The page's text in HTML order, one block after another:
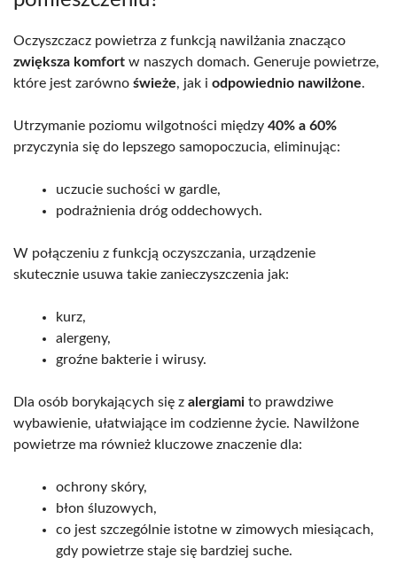
Oczyszczacz powietrza z funkcją nawilżania znacząco
zwiększa komfort w naszych domach. Generuje powietrze,
które jest zarówno świeże, jak i odpowiednio nawilżone.
Utrzymanie poziomu wilgotności między 40% a 60%
przyczynia się do lepszego samopoczucia, eliminując:
uczucie suchości w gardle,
podrażnienia dróg oddechowych.
W połączeniu z funkcją oczyszczania, urządzenie
skutecznie usuwa takie zanieczyszczenia jak:
kurz,
alergeny,
groźne bakterie i wirusy.
Dla osób borykających się z alergiami to prawdziwe
wybawienie, ułatwiające im codzienne życie. Nawilżone
powietrze ma również kluczowe znaczenie dla:
ochrony skóry,
błon śluzowych,
co jest szczególnie istotne w zimowych miesiącach,
gdy powietrze staje się bardziej suche.